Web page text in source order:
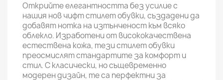
Открийте елегантността без усилие с
нашия нов чифт стилет обувки, създадени да
добавят нотка на изтънченост към всяко
облекло. Изработени от висококачествена
естествена кожа, тези стилет обувки
преосмислят стандартите за комфорт и
стил. С класически, но същевременно
модерен дизайн, те са перфектни за